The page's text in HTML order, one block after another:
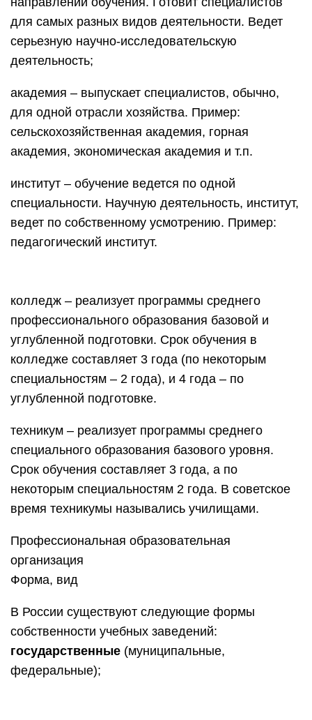
для самых разных видов деятельности. Ведет
серьезную научно-исследовательскую
деятельность;
академия – выпускает специалистов, обычно,
для одной отрасли хозяйства. Пример:
сельскохозяйственная академия, горная
академия, экономическая академия и т.п.
институт – обучение ведется по одной
специальности. Научную деятельность, институт,
ведет по собственному усмотрению. Пример:
педагогический институт.
колледж – реализует программы среднего
профессионального образования базовой и
углубленной подготовки. Срок обучения в
колледже составляет 3 года (по некоторым
специальностям – 2 года), и 4 года – по
углубленной подготовке.
техникум – реализует программы среднего
специального образования базового уровня.
Срок обучения составляет 3 года, а по
некоторым специальностям 2 года. В советское
время техникумы назывались училищами.
Профессиональная образовательная
организация
Форма, вид
В России существуют следующие формы
собственности учебных заведений:
государственные (муниципальные,
федеральные);